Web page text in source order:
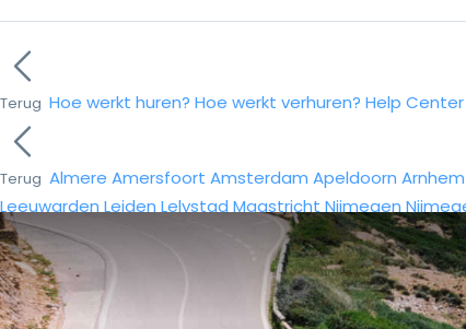
Terug Hoe werkt huren? Hoe werkt verhuren? Help Center
Terug Almere Amersfoort Amsterdam Apeldoorn Arnhem
Leeuwarden Leiden Lelystad Maastricht Nijmegen